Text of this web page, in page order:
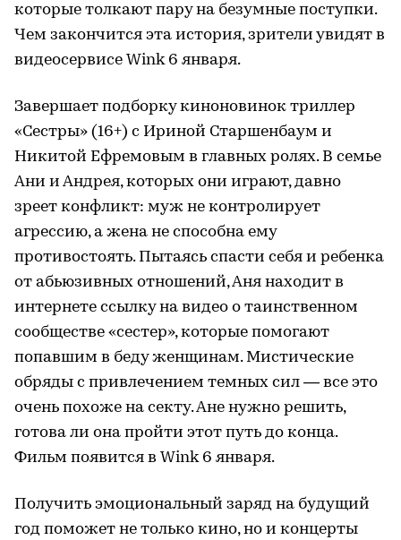
которые толкают пару на безумные поступки.
Чем закончится эта история, зрители увидят в
видеосервисе Wink 6 января.
Завершает подборку киноновинок триллер
«Сестры» (16+) с Ириной Старшенбаум и
Никитой Ефремовым в главных ролях. В семье
Ани и Андрея, которых они играют, давно
зреет конфликт: муж не контролирует
агрессию, а жена не способна ему
противостоять. Пытаясь спасти себя и ребенка
от абьюзивных отношений, Аня находит в
интернете ссылку на видео о таинственном
сообществе «сестер», которые помогают
попавшим в беду женщинам. Мистические
обряды с привлечением темных сил — все это
очень похоже на секту. Ане нужно решить,
готова ли она пройти этот путь до конца.
Фильм появится в Wink 6 января.
Получить эмоциональный заряд на будущий
год поможет не только кино, но и концерты